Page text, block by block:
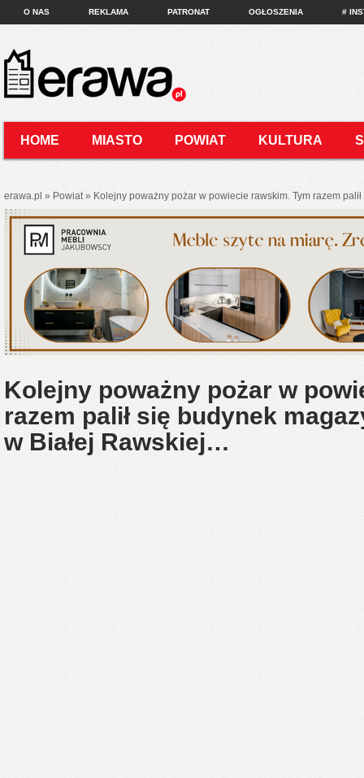
O NAS REKLAMA PATRONAT OGŁOSZENIA #
HOME MIASTO POWIAT KULTURA
erawa.pl » Powiat » Kolejny poważny pożar w powiecie rawskim. Tym razem
Kolejny poważny pożar w
razem palił się budynek
w Białej Rawskiej…